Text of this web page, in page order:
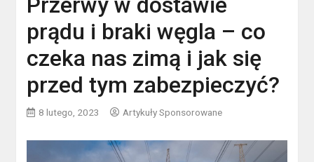
prądu i braki węgla – co
czeka nas zimą i jak się
przed tym zabezpieczyć?
8 lutego, 2023 Artykuły Sponsorowane